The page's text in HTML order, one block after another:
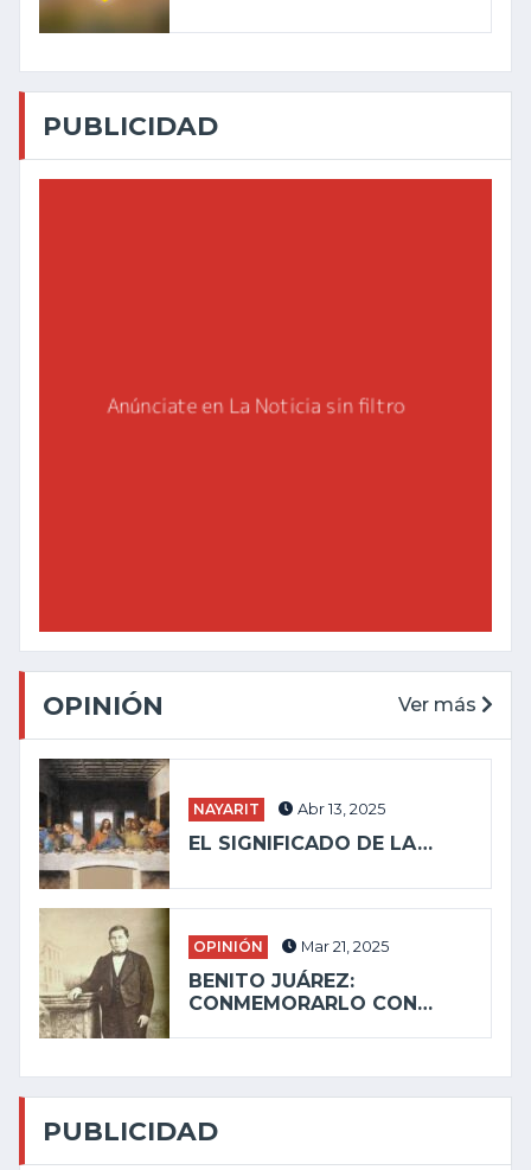
PUBLICIDAD
OPINIÓN Ver más
NAYARIT Abr 13, 2025
EL SIGNIFICADO DE LA…
OPINIÓN Mar 21, 2025
BENITO JUÁREZ:
CONMEMORARLO CON…
PUBLICIDAD